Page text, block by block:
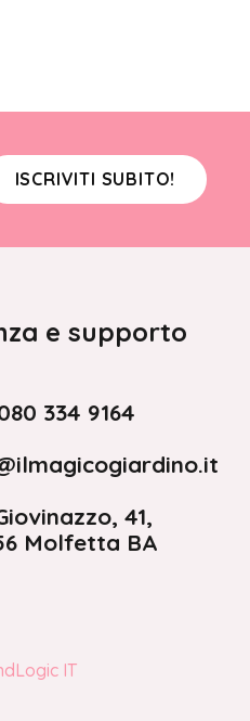
ISCRIVITI SUBITO!
e supporto
334 9164
41,
Molfetta BA
IT